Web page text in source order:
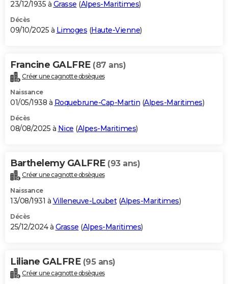
S'inscrire
Se connecter
Lycées
Collèges
Primaires
Universités
Entreprises
Service militaire
Avis de recherche
AVIS DE DÉCÈS
Bricolage
Lifestyle
Culture
Sport
Auto
Television
Voyage
Cinema
23/12/1935 à Grasse (Alpes-Maritimes)
Décès
09/10/2025 à Limoges (Haute-Vienne)
Francine GALFRE (87 ans)
Créer une cagnotte obsèques
Naissance
01/05/1938 à Roquebrune-Cap-Martin (Alpes-Maritimes)
Décès
08/08/2025 à Nice (Alpes-Maritimes)
Barthelemy GALFRE (93 ans)
Créer une cagnotte obsèques
Naissance
13/08/1931 à Villeneuve-Loubet(Alpes-Maritimes)
Décès
25/12/2024 à Grasse (Alpes-Maritimes)
Liliane GALFRE (95 ans)
Créer une cagnotte obsèques